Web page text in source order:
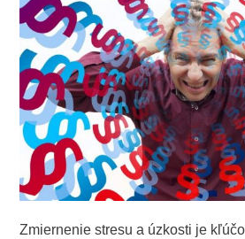
Zmiernenie stresu a úzkosti je